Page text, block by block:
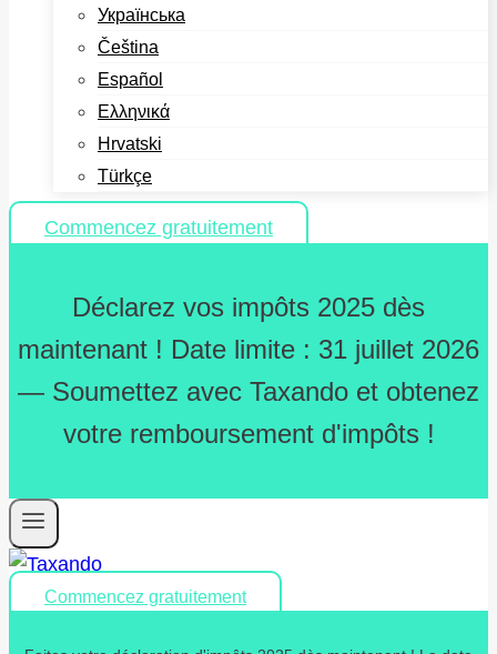
Українська
Čeština
Español
Ελληνικά
Hrvatski
Türkçe
Commencez gratuitement
Déclarez vos impôts 2025 dès
maintenant ! Date limite : 31 juillet 2026
— Soumettez avec Taxando et obtenez
votre remboursement d'impôts !
Commencez gratuitement